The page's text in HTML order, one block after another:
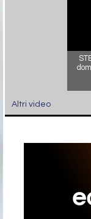
Altri video